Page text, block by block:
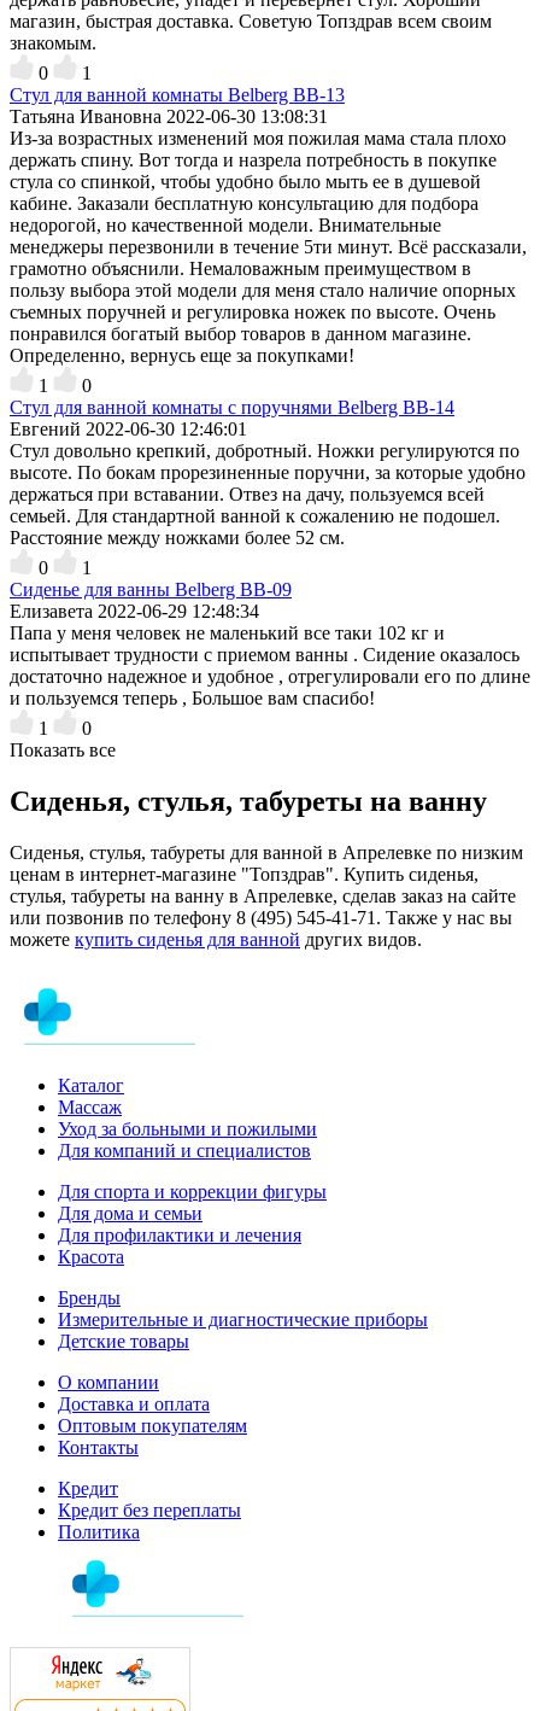
магазин, быстрая доставка. Советую Топздрав всем своим
знакомым.
0
1
Стул для ванной комнаты Belberg BB-13
Татьяна Ивановна 2022-06-30 13:08:31
Из-за возрастных изменений моя пожилая мама стала плохо
держать спину. Вот тогда и назрела потребность в покупке
стула со спинкой, чтобы удобно было мыть ее в душевой
кабине. Заказали бесплатную консультацию для подбора
недорогой, но качественной модели. Внимательные
менеджеры перезвонили в течение 5ти минут. Всё рассказали,
грамотно объяснили. Немаловажным преимуществом в
пользу выбора этой модели для меня стало наличие опорных
съемных поручней и регулировка ножек по высоте. Очень
понравился богатый выбор товаров в данном магазине.
Определенно, вернусь еще за покупками!
1
0
Стул для ванной комнаты с поручнями Belberg BB-14
Евгений 2022-06-30 12:46:01
Стул довольно крепкий, добротный. Ножки регулируются по
высоте. По бокам прорезиненные поручни, за которые удобно
держаться при вставании. Отвез на дачу, пользуемся всей
семьей. Для стандартной ванной к сожалению не подошел.
Расстояние между ножками более 52 см.
0
1
Cиденье для ванны Belberg BB-09
Елизавета 2022-06-29 12:48:34
Папа у меня человек не маленький все таки 102 кг и
испытывает трудности с приемом ванны . Сидение оказалось
достаточно надежное и удобное , отрегулировали его по длине
и пользуемся теперь , Большое вам спасибо!
1
0
Показать все
Сиденья, стулья, табуреты на ванну
Сиденья, стулья, табуреты для ванной в Апрелевке по низким
ценам в интернет-магазине "Топздрав". Купить сиденья,
стулья, табуреты на ванну в Апрелевке, сделав заказ на сайте
или позвонив по телефону 8 (495) 545-41-71. Также у нас вы
можете купить сиденья для ванной других видов.
Каталог
Массаж
Уход за больными и пожилыми
Для компаний и специалистов
Для спорта и коррекции фигуры
Для дома и семьи
Для профилактики и лечения
Красота
Бренды
Измерительные и диагностические приборы
Детские товары
О компании
Доставка и оплата
Оптовым покупателям
Контакты
Кредит
Кредит без переплаты
Политика